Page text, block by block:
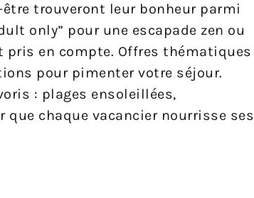
être trouveront leur bonheur parmi
only” pour une escapade zen ou
en compte. Offres thématiques
pour pimenter votre séjour.
: plages ensoleillées,
que chaque vacancier nourrisse ses